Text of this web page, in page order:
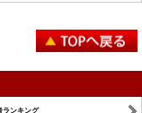
で支払いをし
、現金買取と
なったり、金
ランキング